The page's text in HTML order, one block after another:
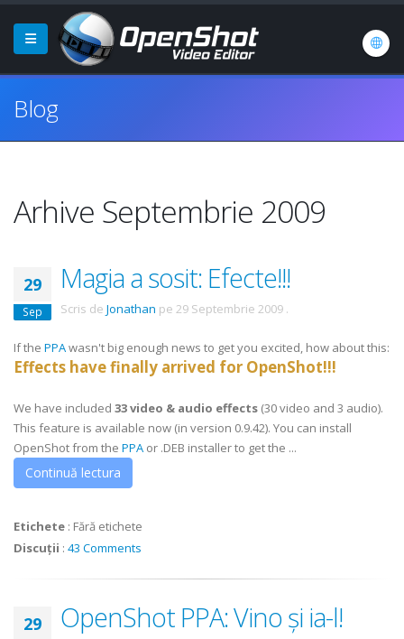
Blog
Arhive Septembrie 2009
29
Sep
Magia a sosit: Efecte!!!
Scris de Jonathan pe 29 Septembrie 2009 .
If the PPAwasn't big enough news to get you excited, how about this:
Effects have finally arrived for OpenShot!!!
We have included 33video & audio effects (30 video and 3 audio).
This feature is available now (in version 0.9.42). You can install
OpenShot from the PPA or .DEB installer to get the ...
Continuă lectura
Etichete : Fără etichete
Discuții : 43 Comments
29 OpenShot PPA: Vino și ia-l!